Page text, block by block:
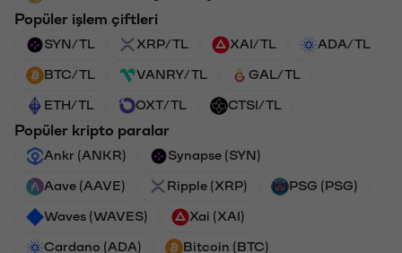
Popüler işlem çiftleri
SYN/TL XRP/TL XAI/TL ADA/TL
BTC/TL VANRY/TL GAL/TL
ETH/TL OXT/TL CTSI/TL
Popüler kripto paralar
Ankr (ANKR) Synapse (SYN)
Aave (AAVE) Ripple (XRP) PSG (PSG)
Waves (WAVES) Xai (XAI)
Cardano (ADA) Bitcoin (BTC)